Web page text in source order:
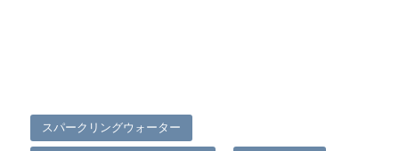
スパークリングウォーター